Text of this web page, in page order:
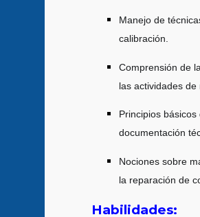
Manejo de
calibración.
Comprensión de
las actividades de
Principios
documentación
Nociones sobre
la reparación de
Habilidades: